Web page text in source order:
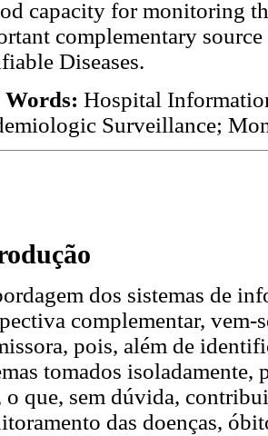
capacity for monitoring
complementary
Diseases.
Words: Hospital
Surveillance;
dos sistemas de
complementar, vem-
pois, além de
tomados isoladamente,
o que, sem dúvida,
das doenças,